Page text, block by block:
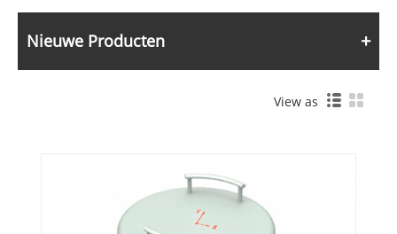
Nieuwe Producten
View as